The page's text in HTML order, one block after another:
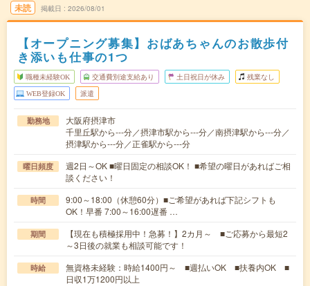
未読 掲載日 2026/08/01
【オープニング募集】おばあちゃんのお散歩付
き添いも仕事の1つ
職種未経験OK 交通費別途支給あり 土日祝日が休み 残業なし
WEB登録OK 派遣
勤務地
大阪府摂津市
千里丘駅から---分／摂津市駅から---分／南摂津駅から---分／
摂津駅から---分／正雀駅から---分
曜日頻度
週2日～OK ■曜日固定の相談OK！ ■希望の曜日があればご相
談ください！
時間
9:00～18:00（休憩60分）■ご希望があれば下記シフトも
OK！早番 7:00～16:00遅番 …
期間
【現在も積極採用中！急募！】2カ月～ ■ご応募から最短2
～3日後の就業も相談可能です！
時給
無資格未経験：時給1400円～ ■週払いOK ■扶養内OK ■
日収1万1200円以上